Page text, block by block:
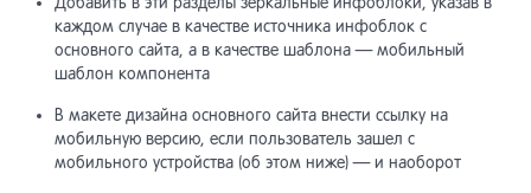
сайты
22
каждом случае в качестве источника инфоблок с
основного сайта, а в качестве шаблона — мобильный
шаблон компонента
В макете дизайна основного сайта внести ссылку на
мобильную версию, если пользователь зашел с
мобильного устройства (об этом ниже) — и наоборот